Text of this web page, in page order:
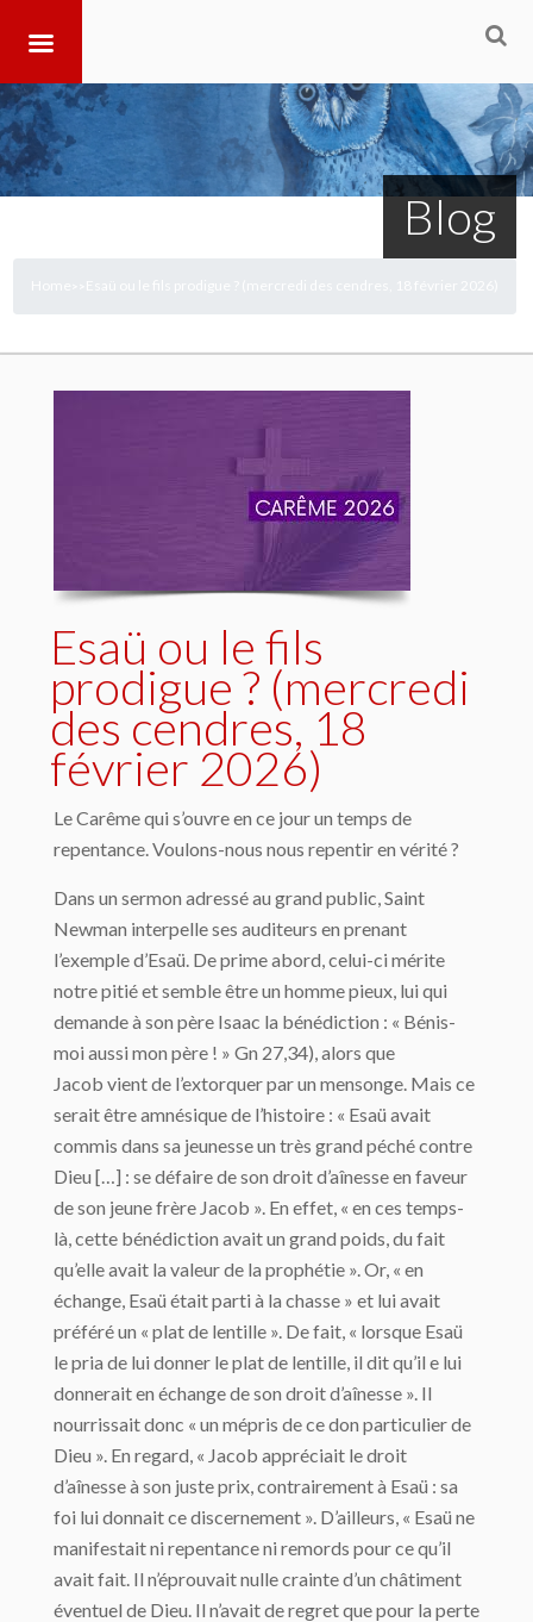
Blog
Esaü ou le fils
prodigue ? (mercredi
des cendres, 18
février 2026)
Le Carême qui s’ouvre en ce jour un temps de
repentance. Voulons-nous nous repentir en vérité ?
Dans un sermon adressé au grand public, Saint
Newman interpelle ses auditeurs en prenant
l’exemple d’Esaü. De prime abord, celui-ci mérite
notre pitié et semble être un homme pieux, lui qui
demande à son père Isaac la bénédiction : « Bénis-
moi aussi mon père ! » Gn 27,34), alors que
Jacob vient de l’extorquer par un mensonge. Mais ce
serait être amnésique de l’histoire : « Esaü avait
commis dans sa jeunesse un très grand péché contre
Dieu […] : se défaire de son droit d’aînesse en faveur
de son jeune frère Jacob ». En effet, « en ces temps-
là, cette bénédiction avait un grand poids, du fait
qu’elle avait la valeur de la prophétie ». Or, « en
échange, Esaü était parti à la chasse » et lui avait
préféré un « plat de lentille ». De fait, « lorsque Esaü
le pria de lui donner le plat de lentille, il dit qu’il e lui
donnerait en échange de son droit d’aînesse ». Il
nourrissait donc « un mépris de ce don particulier de
Dieu ». En regard, « Jacob appréciait le droit
d’aînesse à son juste prix, contrairement à Esaü : sa
foi lui donnait ce discernement ». D’ailleurs, « Esaü ne
manifestait ni repentance ni remords pour ce qu’il
avait fait. Il n’éprouvait nulle crainte d’un châtiment
éventuel de Dieu. Il n’avait de regret que pour la perte